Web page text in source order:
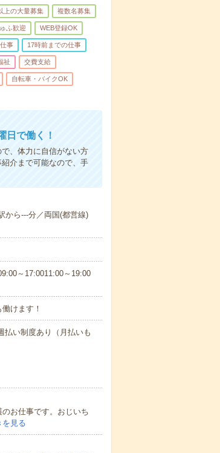
上の大量募集 複数名募集
ふ歓迎 WEB登録OK
事 17時前までの仕事
祉 交費支給
自転車・バイクOK
日で働く！
、体力に自信がない方
介まで可能なので、手
から---分／両国(都営線)
～17:0011:00～19:00
けます！
い制度あり（月払いも
お仕事です。おじいち
を見る